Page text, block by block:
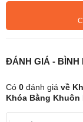
ĐÁNH GIÁ - BÌNH
Có 0 đánh giá về
Khóa Bằng Khuôn